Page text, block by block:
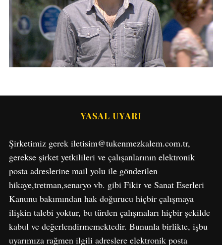
YASAL UYARI
Şirketimiz gerek iletisim@tukenmezkalem.com.tr,
gerekse şirket yetkilileri ve çalışanlarının elektronik
posta adreslerine mail yolu ile gönderilen
hikaye,tretman,senaryo vb. gibi Fikir ve Sanat Eserleri
Kanunu bakımından hak doğurucu hiçbir çalışmaya
ilişkin talebi yoktur, bu türden çalışmaları hiçbir şekilde
kabul ve değerlendirmemektedir. Bununla birlikte, işbu
uyarımıza rağmen ilgili adreslere elektronik posta
S
e
a